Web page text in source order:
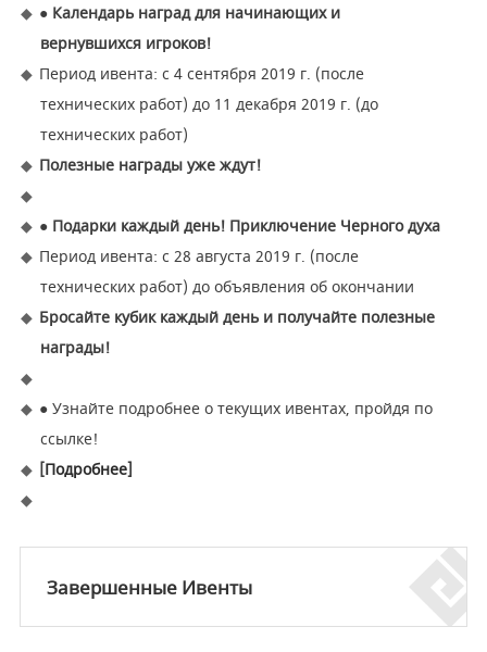
● Календарь наград для начинающих и
вернувшихся игроков!
Период ивента: с 4 сентября 2019 г. (после
технических работ) до 11 декабря 2019 г. (до
технических работ)
Полезные награды уже ждут!
● Подарки каждый день! Приключение Черного духа
Период ивента: с 28 августа 2019 г. (после
технических работ) до объявления об окончании
Бросайте кубик каждый день и получайте полезные
награды!
●Узнайте подробнее о текущих ивентах, пройдя по
ссылке!
[Подробнее]
Завершенные Ивенты